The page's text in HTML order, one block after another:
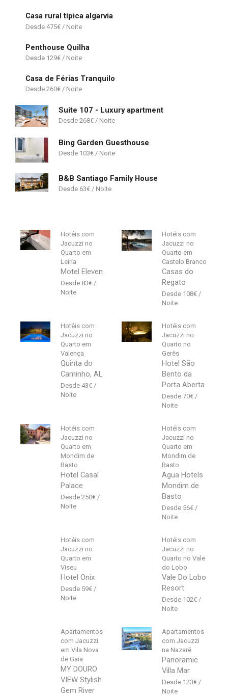
Casa rural típica algarvia
475€
Penthouse Quilha
129€
Casa de Férias Tranquilo
260€
Suite 107 - Luxury apartment
268€
Bing Garden Guesthouse
103€
B&B Santiago Family House
63€
Hotéis com
Jacuzzi no
Quarto em
Leiria
Motel Eleven
83€
Hotéis com
Jacuzzi no
Quarto em
Castelo Branco
Casas do
Regato
108€
Hotéis com
Jacuzzi no
Quarto em
Valença
Quinta do
Caminho, AL
43€
Hotéis com
Jacuzzi no
Quarto no
Gerês
Hotel São
Bento da
Porta Aberta
70€
Hotéis com
Jacuzzi no
Quarto em
Mondim de
Basto
Hotel Casal
Palace
250€
Hotéis com
Jacuzzi no
Quarto em
Mondim de
Basto
Agua Hotels
Mondim de
Basto
56€
Hotéis com
Jacuzzi no
Quarto em
Viseu
Hotel Onix
59€
Hotéis com
Jacuzzi no
Quarto no Vale
do Lobo
Vale Do Lobo
Resort
102€
Apartamentos
com Jacuzzi
em Vila Nova
de Gaia
MY DOURO
VIEW Stylish
Gem River
Apartamentos
com Jacuzzi
na Nazaré
Panoramic
Villa Mar
123€